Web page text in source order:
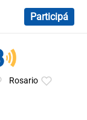
Participá
Rosario